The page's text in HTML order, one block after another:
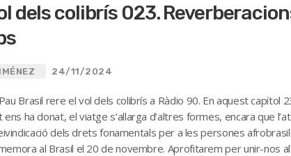
dels colibrís 023.
24/11/2024
Brasil rere el vol dels colibrís a Ràdio 90. En aquest capítol
ha donat, el viatge s’allarga d’altres formes, encara que
dels drets fonamentals per a les persones
al Brasil el 20 de novembre. Aprofitarem per unir-nos